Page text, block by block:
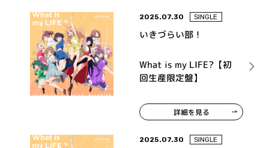
2025.07.30 SINGLE
いきづらい部！
What is my LIFE?【初
回生産限定盤】
詳細を見る
2025.07.30 SINGLE